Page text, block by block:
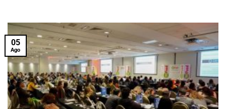
05
Ago